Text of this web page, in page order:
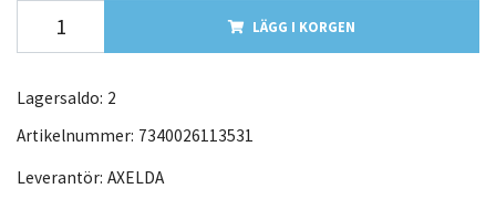
LÄGG I KORGEN
Lagersaldo: 2
Artikelnummer: 7340026113531
Leverantör: AXELDA